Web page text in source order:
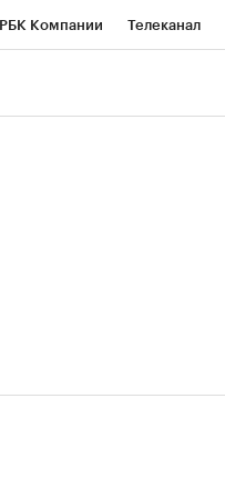
РБК Компании Телеканал